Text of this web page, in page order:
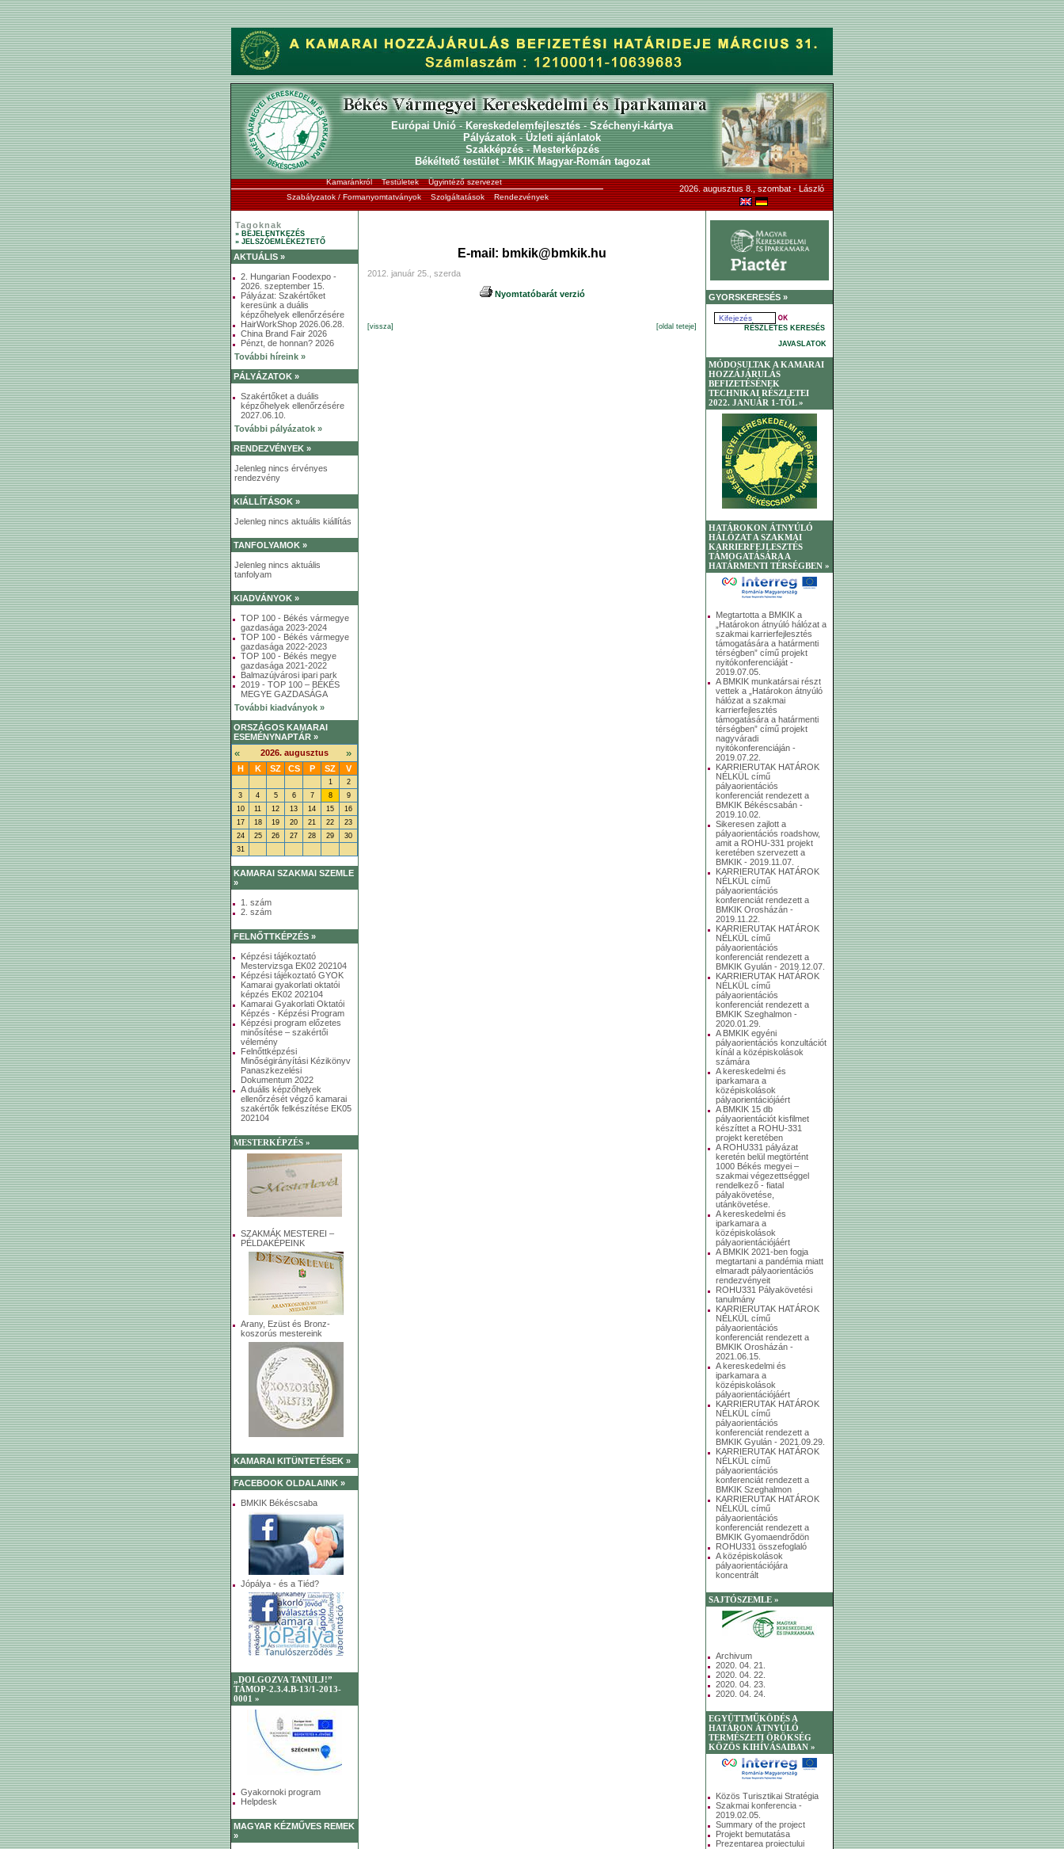
Európai Unió-Kereskedelemfejlesztés-Széchenyi-kártya
Pályázatok-Üzleti ajánlatok
Szakképzés-Mesterképzés
Békéltető testület-MKIK Magyar-Román tagozat
Kamaránkról Testületek
Ügyintéző szervezet
Szabályzatok / Formanyomtatványok
Szolgáltatások Rendezvények
2026. augusztus 8., szombat - László
Tagoknak
» BEJELENTKEZÉS
» JELSZÓEMLÉKEZTETŐ
AKTUÁLIS »
2. Hungarian Foodexpo -
2026. szeptember 15.
Pályázat: Szakértőket
keresünk a duális
képzőhelyek ellenőrzésére
HairWorkShop 2026.06.28.
China Brand Fair 2026
Pénzt, de honnan? 2026
További híreink »
PÁLYÁZATOK »
Szakértőket a duális
képzőhelyek ellenőrzésére
2027.06.10.
További pályázatok »
RENDEZVÉNYEK »
Jelenleg nincs érvényes
rendezvény
KIÁLLÍTÁSOK »
Jelenleg nincs aktuális kiállítás
TANFOLYAMOK »
Jelenleg nincs aktuális
tanfolyam
KIADVÁNYOK »
TOP 100 - Békés vármegye
gazdasága 2023-2024
TOP 100 - Békés vármegye
gazdasága 2022-2023
TOP 100 - Békés megye
gazdasága 2021-2022
Balmazújvárosi ipari park
2019 - TOP 100 – BÉKÉS
MEGYE GAZDASÁGA
További kiadványok »
ORSZÁGOS KAMARAI
ESEMÉNYNAPTÁR »
« 2026. augusztus »
H K SZ CS P SZ V
1
2
3
4 5 6 7 8
9
10
11 12 13 14 15
16
17
18 19 20 21 22
23
24
25 26 27 28 29
30
31
KAMARAI SZAKMAI SZEMLE
»
1. szám
2. szám
FELNŐTTKÉPZÉS »
Képzési tájékoztató
Mestervizsga EK02 202104
Képzési tájékoztató GYOK
Kamarai gyakorlati oktatói
képzés EK02 202104
Kamarai Gyakorlati Oktatói
Képzés - Képzési Program
Képzési program előzetes
minősítése – szakértői
vélemény
Felnőttképzési
Minőségirányítási Kézikönyv
Panaszkezelési
Dokumentum 2022
A duális képzőhelyek
ellenőrzését végző kamarai
szakértők felkészítése EK05
202104
MESTERKÉPZÉS »
SZAKMÁK MESTEREI –
PÉLDAKÉPEINK
Arany, Ezüst és Bronz-
koszorús mestereink
KAMARAI KITÜNTETÉSEK »
FACEBOOK OLDALAINK »
BMKIK Békéscsaba
Jópálya - és a Tiéd?
„DOLGOZVA TANULJ!”
TÁMOP-2.3.4.B-13/1-2013-
0001 »
Gyakornoki program
Helpdesk
MAGYAR KÉZMŰVES REMEK
»
E-mail: bmkik@bmkik.hu
2012. január 25., szerda
Nyomtatóbarát verzió
[vissza] [oldal teteje]
GYORSKERESÉS »
RÉSZLETES KERESÉS
JAVASLATOK
MÓDOSULTAK A KAMARAI
HOZZÁJÁRULÁS
BEFIZETÉSÉNEK
TECHNIKAI RÉSZLETEI
2022. JANUÁR 1-TŐL »
HATÁROKON ÁTNYÚLÓ
HÁLÓZAT A SZAKMAI
KARRIERFEJLESZTÉS
TÁMOGATÁSÁRA A
HATÁRMENTI TÉRSÉGBEN »
Megtartotta a BMKIK a
„Határokon átnyúló hálózat a
szakmai karrierfejlesztés
támogatására a határmenti
térségben” című projekt
nyitókonferenciáját -
2019.07.05.
A BMKIK munkatársai részt
vettek a „Határokon átnyúló
hálózat a szakmai
karrierfejlesztés
támogatására a határmenti
térségben” című projekt
nagyváradi
nyitókonferenciáján -
2019.07.22.
KARRIERUTAK HATÁROK
NÉLKÜL című
pályaorientációs
konferenciát rendezett a
BMKIK Békéscsabán -
2019.10.02.
Sikeresen zajlott a
pályaorientációs roadshow,
amit a ROHU-331 projekt
keretében szervezett a
BMKIK - 2019.11.07.
KARRIERUTAK HATÁROK
NÉLKÜL című
pályaorientációs
konferenciát rendezett a
BMKIK Orosházán -
2019.11.22.
KARRIERUTAK HATÁROK
NÉLKÜL című
pályaorientációs
konferenciát rendezett a
BMKIK Gyulán - 2019.12.07.
KARRIERUTAK HATÁROK
NÉLKÜL című
pályaorientációs
konferenciát rendezett a
BMKIK Szeghalmon -
2020.01.29.
A BMKIK egyéni
pályaorientációs konzultációt
kínál a középiskolások
számára
A kereskedelmi és
iparkamara a
középiskolások
pályaorientációjáért
A BMKIK 15 db
pályaorientációt kisfilmet
készíttet a ROHU-331
projekt keretében
A ROHU331 pályázat
keretén belül megtörtént
1000 Békés megyei –
szakmai végezettséggel
rendelkező - fiatal
pályakövetése,
utánkövetése.
A kereskedelmi és
iparkamara a
középiskolások
pályaorientációjáért
A BMKIK 2021-ben fogja
megtartani a pandémia miatt
elmaradt pályaorientációs
rendezvényeit
ROHU331 Pályakövetési
tanulmány
KARRIERUTAK HATÁROK
NÉLKÜL című
pályaorientációs
konferenciát rendezett a
BMKIK Orosházán -
2021.06.15.
A kereskedelmi és
iparkamara a
középiskolások
pályaorientációjáért
KARRIERUTAK HATÁROK
NÉLKÜL című
pályaorientációs
konferenciát rendezett a
BMKIK Gyulán - 2021.09.29.
KARRIERUTAK HATÁROK
NÉLKÜL című
pályaorientációs
konferenciát rendezett a
BMKIK Szeghalmon
KARRIERUTAK HATÁROK
NÉLKÜL című
pályaorientációs
konferenciát rendezett a
BMKIK Gyomaendrődön
ROHU331 összefoglaló
A középiskolások
pályaorientációjára
koncentrált
SAJTÓSZEMLE »
Archivum
2020. 04. 21.
2020. 04. 22.
2020. 04. 23.
2020. 04. 24.
EGYÜTTMŰKÖDÉS A
HATÁRON ÁTNYÚLÓ
TERMÉSZETI ÖRÖKSÉG
KÖZÖS KIHÍVÁSAIBAN »
Közös Turisztikai Stratégia
Szakmai konferencia -
2019.02.05.
Summary of the project
Projekt bemutatása
Prezentarea proiectului